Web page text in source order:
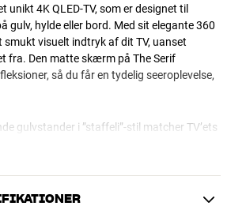
unikt 4K QLED-TV, som er designet til
gulv, hylde eller bord. Med sit elegante 360
smukt visuelt indtryk af dit TV, uanset
fra. Den matte skærm på The Serif
så du får en tydelig seeroplevelse,
gulvstander i ”staffeli”-stil matcher TV’ets
giver en stilfuld og funktionel løsning, hvor
muligt at stille TV’et direkte på en hylde eller
Unikt og utrolig fleksibelt.